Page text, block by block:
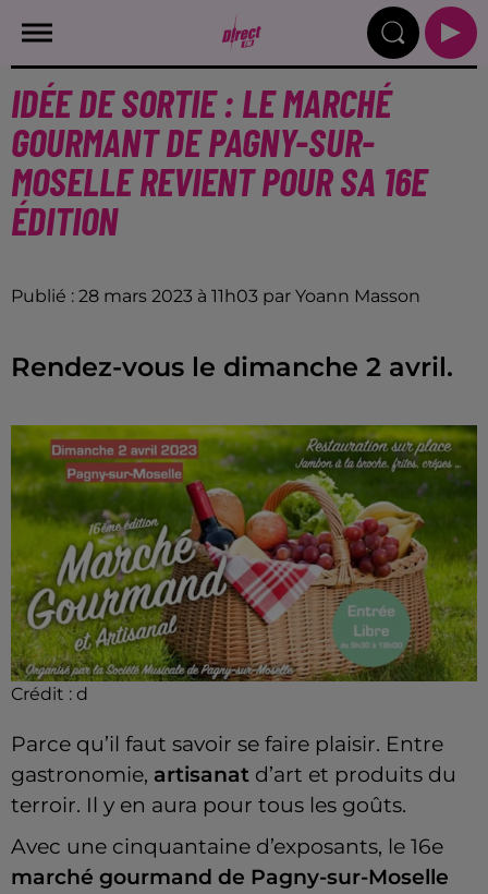
IDÉE DE SORTIE : LE MARCHÉ
GOURMANT DE PAGNY-SUR-
MOSELLE REVIENT POUR SA 16E
ÉDITION
Publié : 28 mars 2023 à 11h03 par Yoann Masson
Rendez-vous le dimanche 2 avril.
Crédit : d
Parce qu’il faut savoir se faire plaisir. Entre
gastronomie, artisanat d’art et produits du
terroir. Il y en aura pour tous les goûts.
Avec une cinquantaine d’exposants, le 16e
marché gourmand de Pagny-sur-Moselle